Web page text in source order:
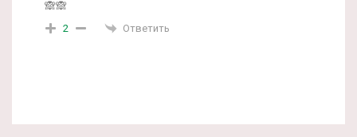
🙈🙈
2 Ответить